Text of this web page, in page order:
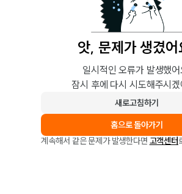
앗, 문제가 생겼어
일시적인 오류가 발생했어
잠시 후에 다시 시도해주시
새로고침하기
홈으로 돌아가기
계속해서 같은 문제가 발생한다면 고객센터